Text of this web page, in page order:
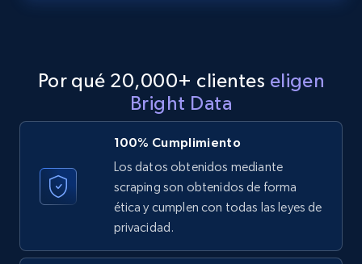
text, Date posted, and more.
11.3K+ 1.5K+ Prueba gratuita
LinkedIn posts - Discover new posts
URL, ID, User id, Use url, Title, Headline, Post
Por qué 20,000+ clientes eligen
Bright Data
100% Cumplimiento
Los datos obtenidos mediante
scraping son obtenidos de forma
ética y cumplen con todas las leyes de
privacidad.